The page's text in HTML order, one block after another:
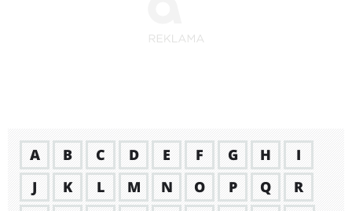
A B C D E F G H
I
J
K L M N O P Q
R